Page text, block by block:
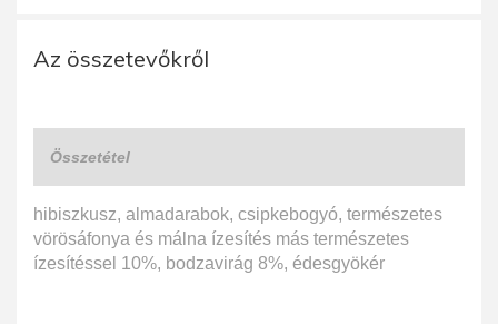
Az összetevőkről
Összetétel
hibiszkusz, almadarabok, csipkebogyó, természetes
vörösáfonya és málna ízesítés más természetes
ízesítéssel 10%, bodzavirág 8%, édesgyökér